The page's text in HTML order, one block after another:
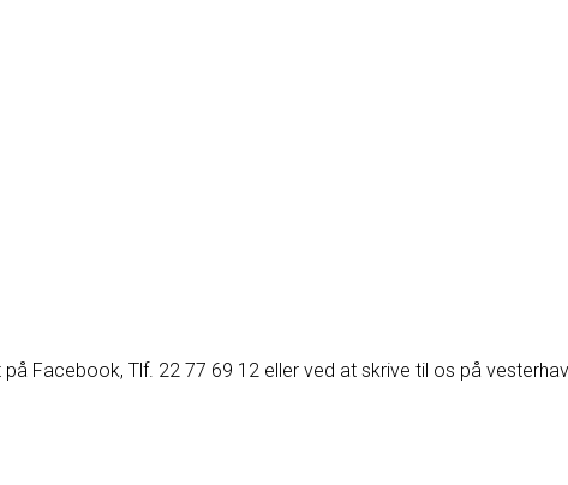
Facebook, Tlf. 22 77 69 12 eller ved at skrive til os på